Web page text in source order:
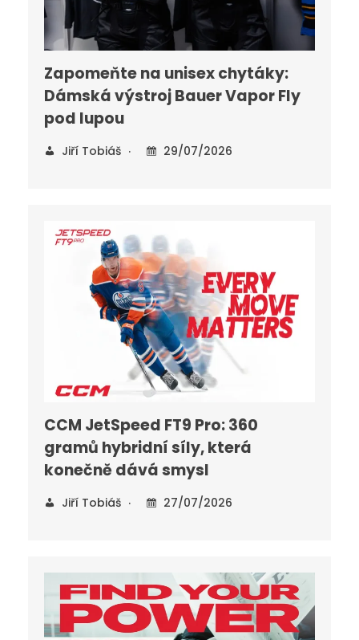
Zapomeňte na unisex chytáky:
Dámská výstroj Bauer Vapor Fly
pod lupou
Jiří Tobiáš 29/07/2026
CCM JetSpeed FT9 Pro: 360
gramů hybridní síly, která
konečně dává smysl
Jiří Tobiáš 27/07/2026